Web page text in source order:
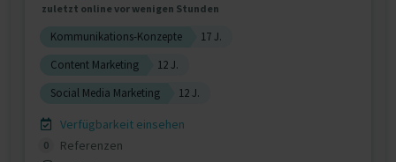
zuletzt online vor wenigen Stunden
Kommunikations-Konzepte
17 J.
Content Marketing
12 J.
Social Media Marketing
12 J.
Verfügbarkeit einsehen
0
Referenzen